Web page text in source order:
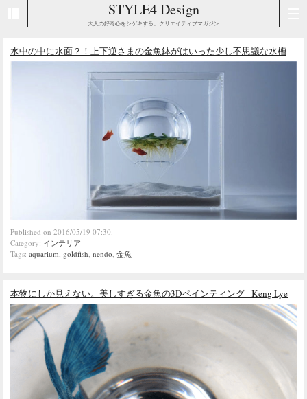
STYLE4 Design
大人の好奇心をシゲキする、クリエイティブマガジン
水中の中に水面？！上下逆さまの金魚鉢がはいった少し不思議な水槽
Published on 2016/05/19 07:30.
Category: インテリア
Tags: aquarium, goldfish, nendo, 金魚
本物にしか見えない。美しすぎる金魚の3Dペインティング - Keng Lye